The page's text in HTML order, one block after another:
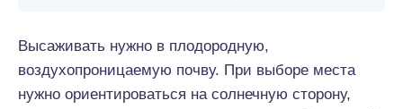
Высаживать нужно в плодородную,
воздухопроницаемую почву. При выборе места
нужно ориентироваться на солнечную сторону,